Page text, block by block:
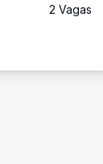
2 Vagas